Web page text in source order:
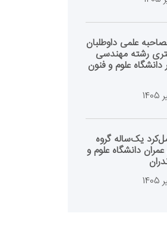
علمی داوطلبان
رشته مهندسی
علوم و فنون
یک‌ساله گروه
دانشگاه علوم و